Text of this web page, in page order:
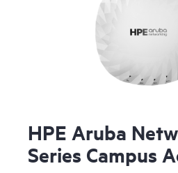
HPE Aruba
Series Campus